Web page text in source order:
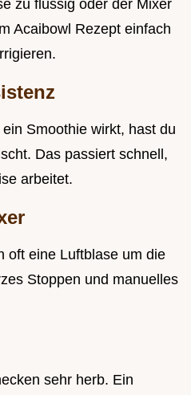
zu flüssig oder der Mixer
Acaibowl Rezept einfach
Smoothie wirkt, hast du
Das passiert schnell,
arbeitet.
oft eine Luftblase um die
Stoppen und manuelles
sehr herb. Ein